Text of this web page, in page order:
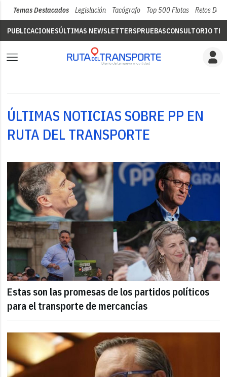
Temas Destacados Legislación Tacógrafo Top 500 Flotas Retos Del
PUBLICACIONESÚLTIMAS NEWSLETTERSPRUEBASCONSULTORIO
ÚLTIMAS NOTICIAS SOBRE PP EN
RUTA DEL TRANSPORTE
Estas son las promesas de los partidos políticos
para el transporte de mercancías